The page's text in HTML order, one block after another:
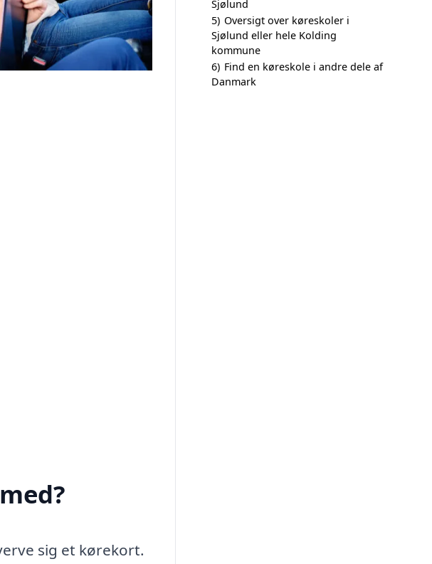
sig et kørekort.
Sjølund
5) Oversigt over køreskoler i
Sjølund eller hele Kolding
kommune
6) Find en køreskole i andre dele af
Danmark